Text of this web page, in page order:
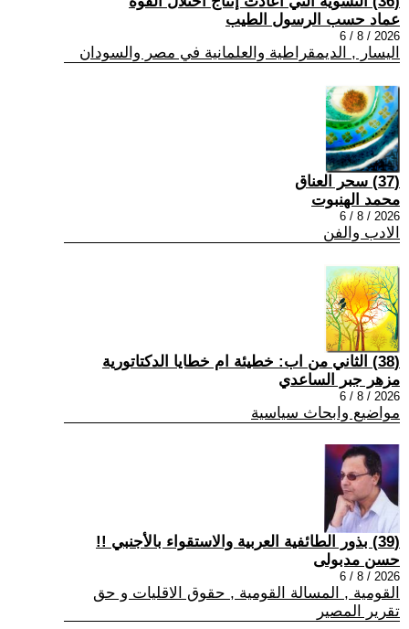
عماد حسب الرسول الطيب
2026 / 8 / 6
اليسار , الديمقراطية والعلمانية في مصر والسودان
(37) سحر العناق
محمد الهنبوت
2026 / 8 / 6
الادب والفن
(38) الثاني من اب: خطيئة ام خطايا الدكتاتورية
مزهر جبر الساعدي
2026 / 8 / 6
مواضيع وابحاث سياسية
(39) بذور الطائفية العربية والاستقواء بالأجنبي !!
حسن مدبولى
2026 / 8 / 6
القومية , المسالة القومية , حقوق الاقليات و حق
تقرير المصير